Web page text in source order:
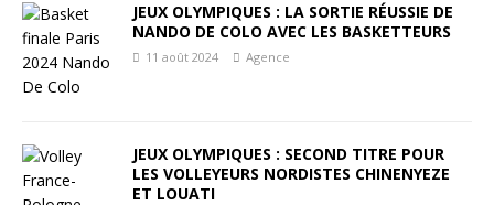
JEUX OLYMPIQUES : LA SORTIE RÉUSSIE DE
NANDO DE COLO AVEC LES BASKETTEURS
11 août 2024 Agence
JEUX OLYMPIQUES : SECOND TITRE POUR
LES VOLLEYEURS NORDISTES CHINENYEZE
ET LOUATI